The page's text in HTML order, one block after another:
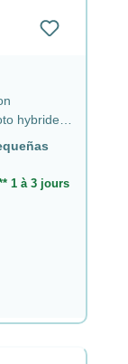
hybrides
1 à 3 jours